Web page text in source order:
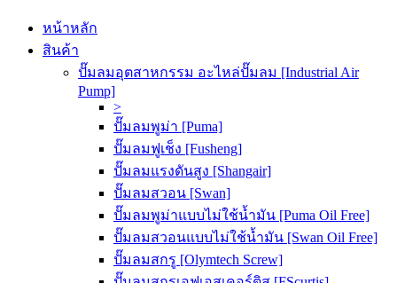
หน้าหลัก
สินค้า
ปั๊มลมอุตสาหกรรม อะไหล่ปั๊มลม [Industrial Air
Pump]
>
ปั๊มลมพูม่า [Puma]
ปั๊มลมฟูเช็ง [Fusheng]
ปั๊มลมแรงดันสูง [Shangair]
ปั๊มลมสวอน [Swan]
ปั๊มลมพูม่าแบบไม่ใช้น้ำมัน [Puma Oil Free]
ปั๊มลมสวอนแบบไม่ใช้น้ำมัน [Swan Oil Free]
ปั๊มลมสกรู [Olymtech Screw]